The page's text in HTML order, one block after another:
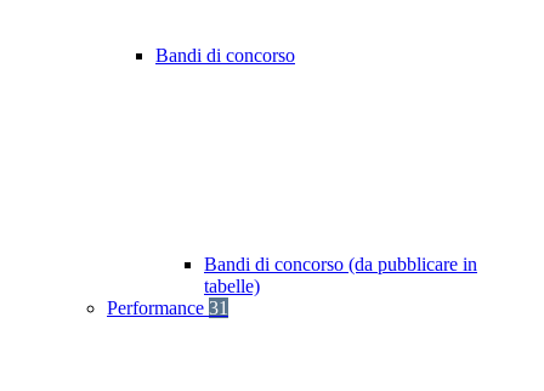
Bandi di concorso
Bandi di concorso (da pubblicare in
tabelle)
Performance 31